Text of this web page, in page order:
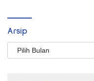
Arsip
Arsip